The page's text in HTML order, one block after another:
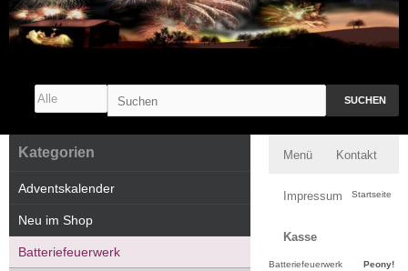
SUCHEN
Menü Kontakt
Impressum
Kasse
Startseite
Batteriefeuerwerk Peony!
Kategorien
Adventskalender
Neu im Shop
Batteriefeuerwerk